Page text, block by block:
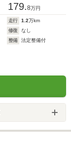
179.8万円
走行 1.2万km
修復
なし
整備
法定整備付